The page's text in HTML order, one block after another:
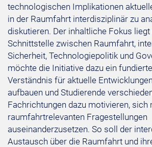
technologischen Implikationen
in der Raumfahrt interdisziplinär zu
diskutieren. Der inhaltliche Fokus
Schnittstelle zwischen Raumfahrt,
Sicherheit, Technologiepolitik und
möchte die Initiative dazu ein
Verständnis für aktuelle
aufbauen und Studierende
Fachrichtungen dazu motivieren, sich
raumfahrtrelevanten Fragestellungen
auseinanderzusetzen. So soll der
Austausch über die Raumfahrt und